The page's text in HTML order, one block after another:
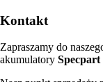
Kontakt
Zapraszamy do
akumulatory Specpart